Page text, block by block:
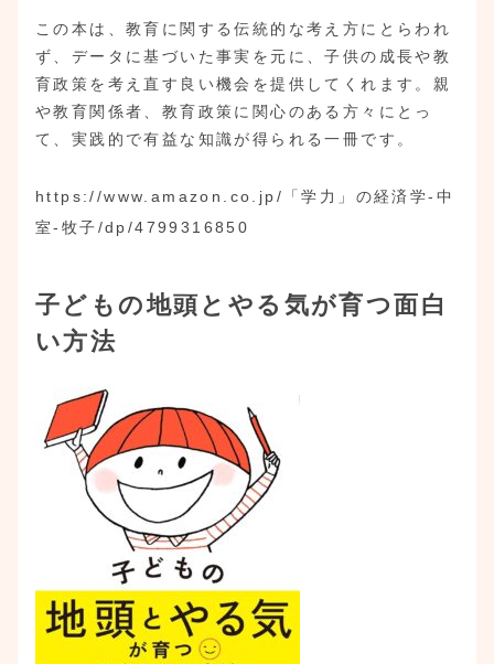
この本は、教育に関する伝統的な考え方にとらわれ
ず、データに基づいた事実を元に、子供の成長や教
育政策を考え直す良い機会を提供してくれます。親
や教育関係者、教育政策に関心のある方々にとっ
て、実践的で有益な知識が得られる一冊です。
https://www.amazon.co.jp/「学力」の経済学-中
室-牧子/dp/4799316850
子どもの地頭とやる気が育つ面白
い方法